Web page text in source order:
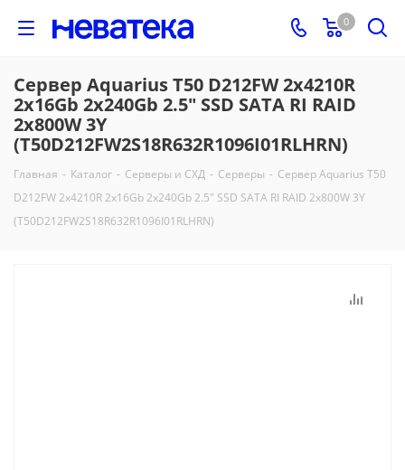
0
Сервер Aquarius T50 D212FW 2x4210R
2x16Gb 2x240Gb 2.5" SSD SATA RI RAID
2x800W 3Y
(T50D212FW2S18R632R1096I01RLHRN)
Главная - Каталог - Серверы и СХД - Серверы - Сервер Aquarius T50
D212FW 2x4210R 2x16Gb 2x240Gb 2.5" SSD SATA RI RAID 2x800W 3Y
(T50D212FW2S18R632R1096I01RLHRN)